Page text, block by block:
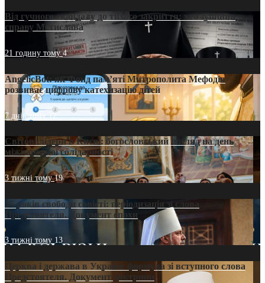
Від гучного скандалу до тихого закриття: хто зупинив
справу Мстислава
21 годину тому4
AngelicBot: як Фонд пам’яті Митрополита Мефодія
розвиває цифрову катехизацію дітей
7 днів тому12
Світові лідери в Києві: богословський погляд на день
міжнародної солідарності
3 тижні тому19
35 років свободи совісті: періодизація зі слова
Предстоятеля. Документ епохи
3 тижні тому 13
Церква і держава в Україні: формула зі вступного слова
Предстоятеля. Документ доктрини